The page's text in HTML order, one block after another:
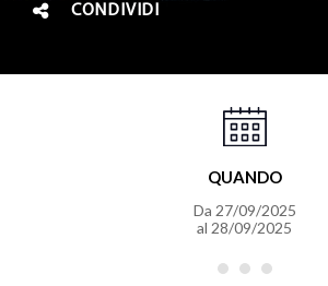
CONDIVIDI
QUANDO
Da 27/09/2025
al 28/09/2025